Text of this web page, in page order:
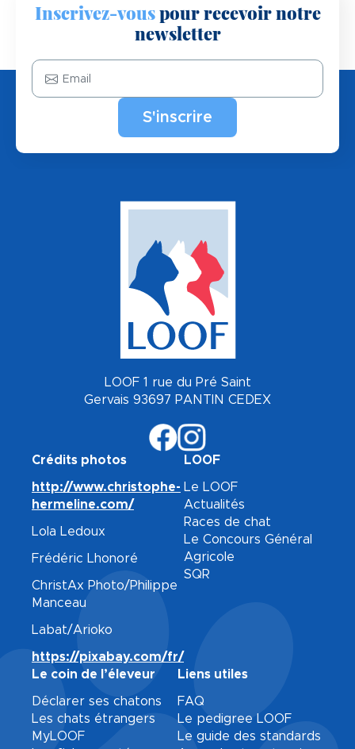
Inscrivez-vouspour recevoir notre
newsletter
LOOF 1 rue du Pré Saint
Gervais 93697 PANTIN CEDEX
Crédits photos
http://www.christophe-
hermeline.com/
Lola Ledoux
Frédéric Lhonoré
ChristAx Photo/Philippe
Manceau
Labat/Arioko
https://pixabay.com/fr/
LOOF
Le LOOF
Actualités
Races de chat
Le Concours Général
Agricole
SQR
Le coin de l’éleveur
Déclarer ses chatons
Les chats étrangers
MyLOOF
Liens utiles
FAQ
Le pedigree LOOF
Le guide des standards